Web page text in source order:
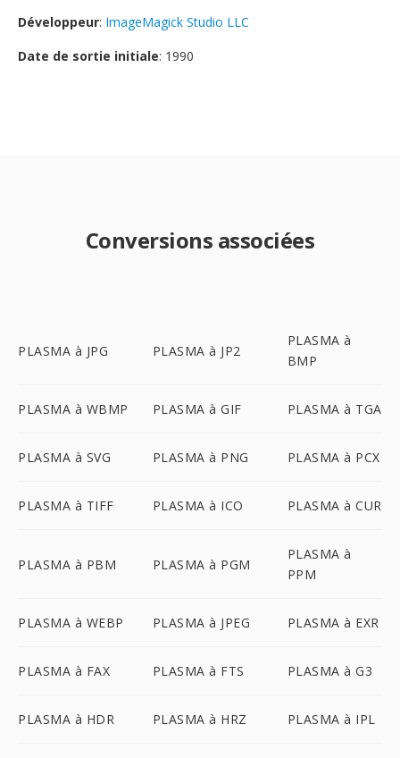
Développeur: ImageMagick Studio LLC
Date de sortie initiale: 1990
Conversions associées
PLASMA à JPG PLASMA à JP2
PLASMA à
BMP
PLASMA à WBMP PLASMA à GIF PLASMA à TGA
PLASMA à SVG PLASMA à PNG PLASMA à PCX
PLASMA à TIFF PLASMA à ICO PLASMA à CUR
PLASMA à PBM PLASMA à PGM
PLASMA à
PPM
PLASMA à WEBP PLASMA à JPEG PLASMA à EXR
PLASMA à FAX PLASMA à FTS PLASMA à G3
PLASMA à HDR PLASMA à HRZ PLASMA à IPL